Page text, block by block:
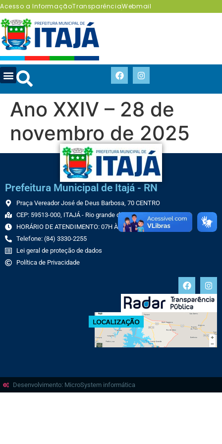
Acesso a InformaçãoTransparênciaWebmail
Ano XXIV – 28 de
novembro de 2025
Prefeitura Municipal de Itajá - RN
Praça Vereador José de Deus Barbosa, 70 CENTRO
CEP: 59513-000, ITAJÁ - Rio grande do Norte
HORÁRIO DE ATENDIMENTO: 07H ÀS 13H
Telefone: (84) 3330-2255
Lei geral de proteção de dados
Política de Privacidade
Desenvolvimento: MicroSystem informática